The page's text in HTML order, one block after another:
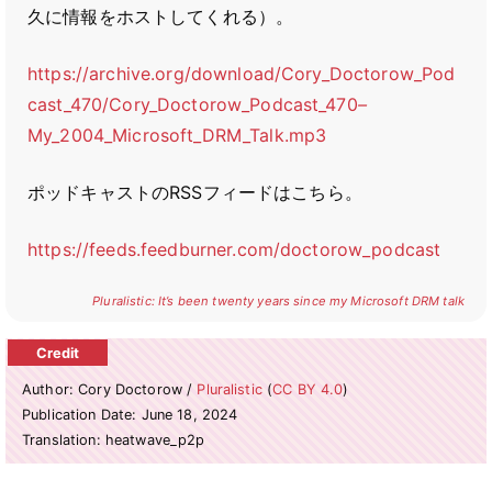
久に情報をホストしてくれる）。
https://archive.org/download/Cory_Doctorow_Pod
cast_470/Cory_Doctorow_Podcast_470–
My_2004_Microsoft_DRM_Talk.mp3
ポッドキャストのRSSフィードはこちら。
https://feeds.feedburner.com/doctorow_podcast
Pluralistic: It’s been twenty years since my Microsoft DRM talk
Author: Cory Doctorow / Pluralistic(CC BY 4.0)
Publication Date: June 18, 2024
Translation: heatwave_p2p